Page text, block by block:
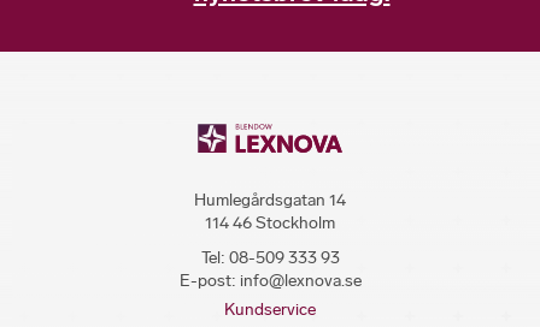
Humlegårdsgatan 14
114 46 Stockholm
Tel: 08-509 333 93
E-post: info@lexnova.se
Kundservice